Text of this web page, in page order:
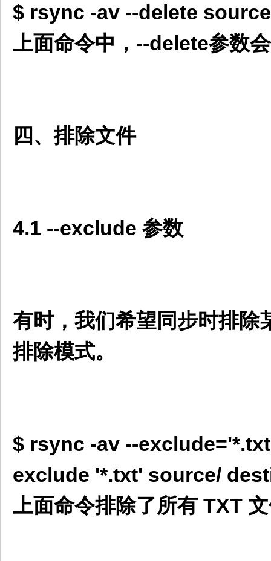
$ rsync -av --delete
上面命令中，--delete参数
四、排除文件
4.1 --exclude 参数
有时，我们希望同步时排
排除模式。
$ rsync -av --
exclude '*.txt' source/
上面命令排除了所有 TXT